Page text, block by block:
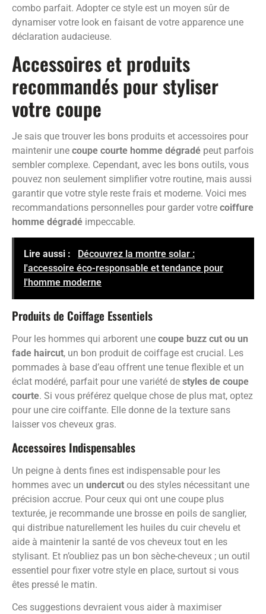
combo parfait. Adopter ce style est un moyen sûr de
dynamiser votre look en faisant de votre apparence une
déclaration audacieuse.
Accessoires et produits
recommandés pour styliser
votre coupe
Je sais que trouver les bons produits et accessoires pour
maintenir une coupe courte homme dégradé peut parfois
sembler complexe. Cependant, avec les bons outils, vous
pouvez non seulement simplifier votre routine, mais aussi
garantir que votre style reste frais et moderne. Voici mes
recommandations personnelles pour garder votre coiffure
homme dégradé impeccable.
Lire aussi :
Découvrez la montre solar :
l'accessoire éco-responsable et tendance pour
l'homme moderne
Produits de Coiffage Essentiels
Pour les hommes qui arborent une coupe buzz cut ou un
fade haircut, un bon produit de coiffage est crucial. Les
pommades à base d’eau offrent une tenue flexible et un
éclat modéré, parfait pour une variété de styles de coupe
courte. Si vous préférez quelque chose de plus mat, optez
pour une cire coiffante. Elle donne de la texture sans
laisser vos cheveux gras.
Accessoires Indispensables
Un peigne à dents fines est indispensable pour les
hommes avec un undercut ou des styles nécessitant une
précision accrue. Pour ceux qui ont une coupe plus
texturée, je recommande une brosse en poils de sanglier,
qui distribue naturellement les huiles du cuir chevelu et
aide à maintenir la santé de vos cheveux tout en les
stylisant. Et n’oubliez pas un bon sèche-cheveux ; un outil
essentiel pour fixer votre style en place, surtout si vous
êtes pressé le matin.
Ces suggestions devraient vous aider à maximiser